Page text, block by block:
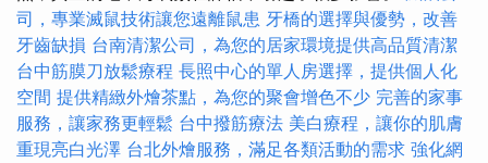
司，專業滅鼠技術讓您遠離鼠患 牙橋的選擇與優勢，改善
牙齒缺損 台南清潔公司，為您的居家環境提供高品質清潔
台中筋膜刀放鬆療程 長照中心的單人房選擇，提供個人化
空間 提供精緻外燴茶點，為您的聚會增色不少 完善的家事
服務，讓家務更輕鬆 台中撥筋療法 美白療程，讓你的肌膚
重現亮白光澤 台北外燴服務，滿足各類活動的需求 強化網